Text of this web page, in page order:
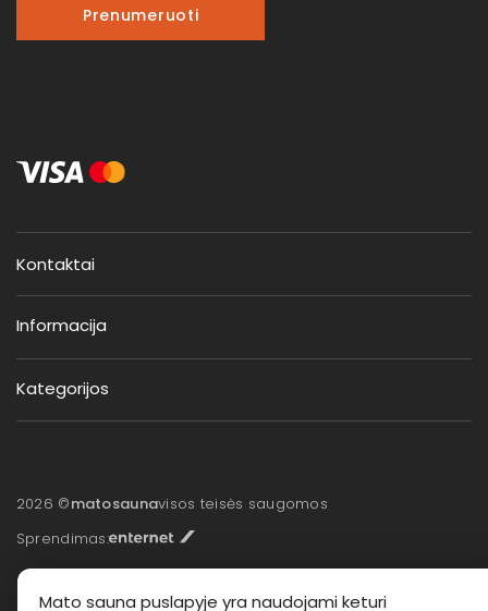
Kontaktai
Informacija
Kategorijos
Prenumeruoti
2026 ©matosaunavisos teisės saugomos
Sprendimas:
Mato sauna puslapyje yra naudojami keturi